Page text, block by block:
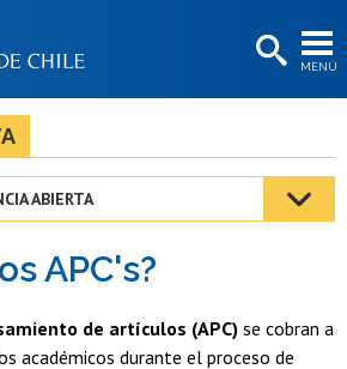
MENÚ
BIBLIOTECAS
LA UNIVERSIDAD
Estudiantes
Académicas/os
Funcionarias/os
ABIERTA
APC's?
de artículos (APC) se cobran a
académicos durante el proceso de